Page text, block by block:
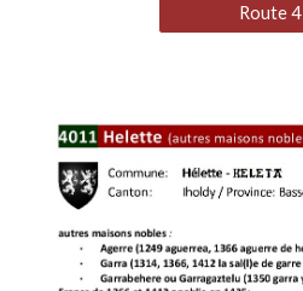
Route 4